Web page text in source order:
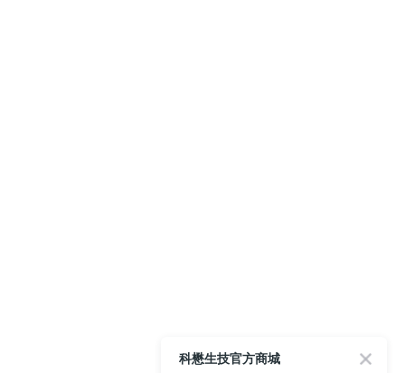
科懋生技官方商城